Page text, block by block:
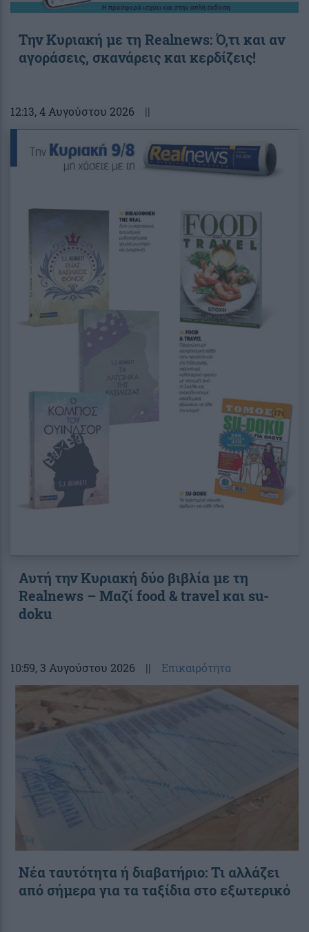
Την Κυριακή με τη Realnews: Ό,τι και αν
αγοράσεις, σκανάρεις και κερδίζεις!
12:13, 4 Αυγούστου 2026 ||
Αυτή την Κυριακή δύο βιβλία με τη
Realnews – Μαζί food & travel και su-
doku
10:59, 3 Αυγούστου 2026 || Επικαιρότητα
Νέα ταυτότητα ή διαβατήριο: Τι αλλάζει
από σήμερα για τα ταξίδια στο εξωτερικό